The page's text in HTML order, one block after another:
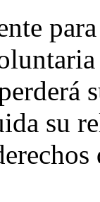
su